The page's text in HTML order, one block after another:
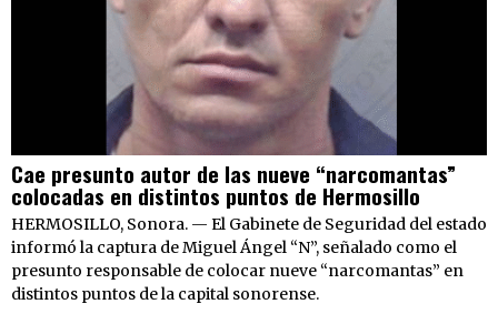
Cae presunto autor de las nueve “narcomantas”
colocadas en distintos puntos de Hermosillo
HERMOSILLO, Sonora. — El Gabinete de Seguridad del estado
informó la captura de Miguel Ángel “N”, señalado como el
presunto responsable de colocar nueve “narcomantas” en
distintos puntos de la capital sonorense.